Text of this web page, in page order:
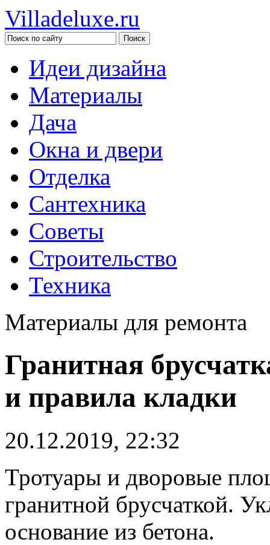
Villadeluxe.ru
Идеи дизайна
Материалы
Дача
Окна и двери
Отделка
Сантехника
Советы
Строительство
Техника
Материалы для ремонта
Гранитная
и правила кладки
20.12.2019, 22:32
Тротуары и дворовые
гранитной брусчаткой.
основание из бетона.